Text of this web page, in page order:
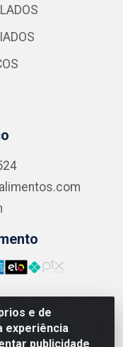
e de
experiência
publicidade
ALIMENTICIOS
CIRCULAR/RJ -